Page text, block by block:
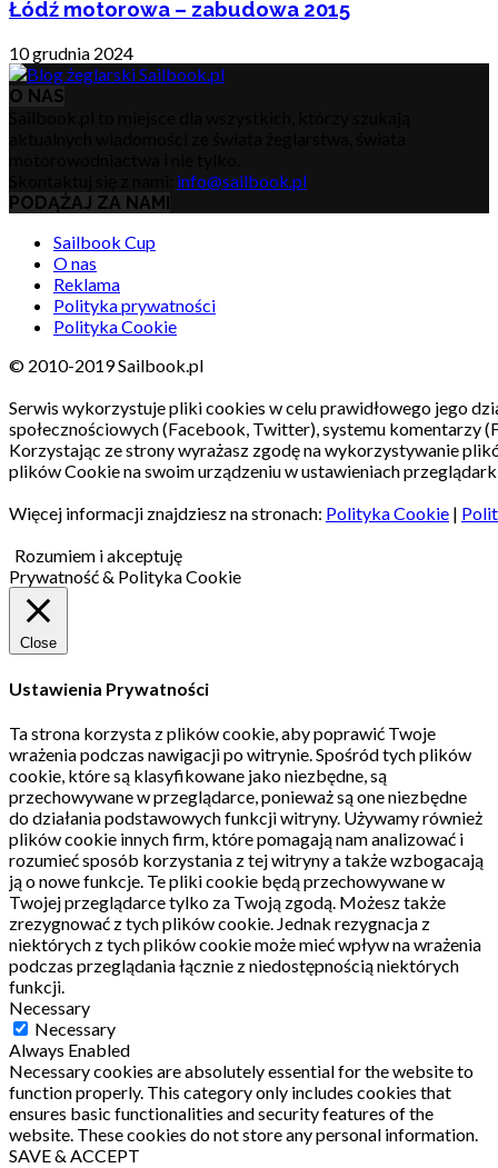
Łódź motorowa – zabudowa 2015
10 grudnia 2024
O NAS
info@sailbook.pl
PODĄŻAJ ZA NAMI
Sailbook Cup
O nas
Reklama
Polityka prywatności
Polityka Cookie
© 2010-2019 Sailbook.pl
Serwis wykorzystuje pliki cookies w celu prawidłowego jego
społecznościowych (Facebook, Twitter), systemu komentarzy
Korzystając ze strony wyrażasz zgodę na wykorzystywanie
plików Cookie na swoim urządzeniu w ustawieniach
Więcej informacji znajdziesz na stronach: Polityka Cookie |
Rozumiem i akceptuję
Prywatność & Polityka Cookie
Close
Ustawienia Prywatności
Ta strona korzysta z plików cookie, aby poprawić Twoje
wrażenia podczas nawigacji po witrynie.Spośród tych plików
cookie, które są klasyfikowane jako niezbędne, są
przechowywane w przeglądarce, ponieważ są one niezbędne
do działania podstawowych funkcji witryny. Używamy również
plików cookie innych firm, które pomagają nam analizować i
rozumieć sposób korzystania z tej witryny a także wzbogacają
ją o nowe funkcje. Te pliki cookie będą przechowywane w
Twojej przeglądarce tylko za Twoją zgodą. Możesz także
zrezygnować z tych plików cookie. Jednak rezygnacja z
niektórych z tych plików cookie może mieć wpływ na wrażenia
podczas przeglądania łącznie z niedostępnością niektórych
funkcji.
Necessary
Necessary
Always Enabled
Necessary cookies are absolutely essential for the website to
function properly. This category only includes cookies that
ensures basic functionalities and security features of the
website. These cookies do not store any personal information.
SAVE & ACCEPT